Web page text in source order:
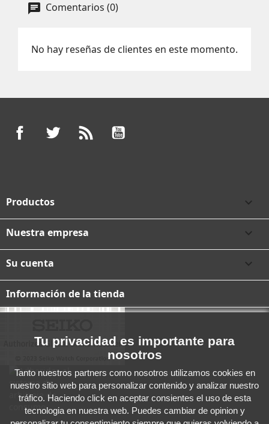
Comentarios (0)
No hay reseñas de clientes en este momento.
FacebookTwitter
Productos 
Nuestra empresa 
Su cuenta 
Información de la tienda
Tu privacidad es importante para
nosotros
Tanto nuestros partners como nosotros utilizamos cookies en
nuestro sitio web para personalizar contenido y analizar nuestro
tráfico. Haciendo click en aceptar consientes el uso de esta
tecnologia en nuestra web. Puedes cambiar de opinion y